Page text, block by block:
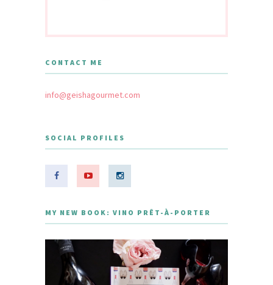
CONTACT ME
info@geishagourmet.com
SOCIAL PROFILES
MY NEW BOOK: VINO PRÊT-À-PORTER